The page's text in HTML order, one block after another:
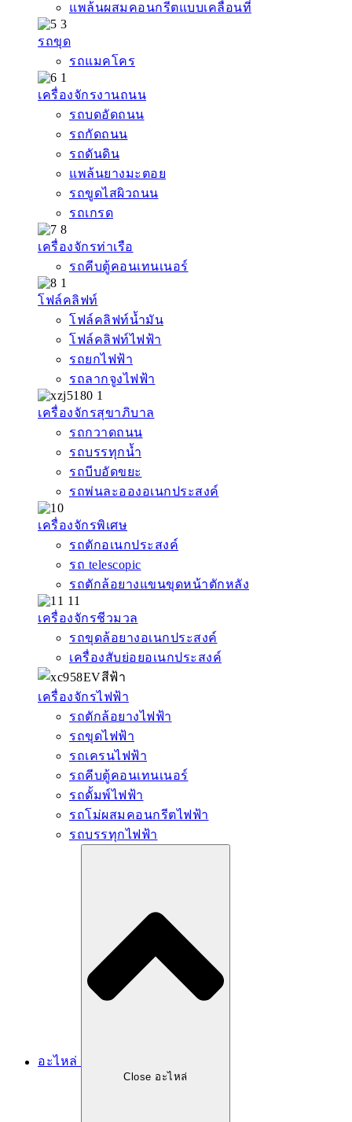
แพล้นผสมคอนกรีตแบบเคลื่อนที่
รถขุด
รถแมคโคร
เครื่องจักรงานถนน
รถบดอัดถนน
รถกัดถนน
รถดันดิน
แพล้นยางมะตอย
รถขูดไสผิวถนน
รถเกรด
เครื่องจักรท่าเรือ
รถคีบตู้คอนเทนเนอร์
โฟล์คลิฟท์
โฟล์คลิฟท์น้ำมัน
โฟล์คลิฟท์ไฟฟ้า
รถยกไฟฟ้า
รถลากจูงไฟฟ้า
เครื่องจักรสุขาภิบาล
รถกวาดถนน
รถบรรทุกน้ำ
รถบีบอัดขยะ
รถพ่นละอองอเนกประสงค์
เครื่องจักรพิเศษ
รถตักอเนกประสงค์
รถ telescopic
รถตักล้อยางแขนขุดหน้าตักหลัง
เครื่องจักรชีวมวล
รถขุดล้อยางอเนกประสงค์
เครื่องสับย่อยอเนกประสงค์
เครื่องจักรไฟฟ้า
รถตักล้อยางไฟฟ้า
รถขุดไฟฟ้า
รถเครนไฟฟ้า
รถคีบตู้คอนเทนเนอร์
รถดั้มพ์ไฟฟ้า
รถโม่ผสมคอนกรีตไฟฟ้า
รถบรรทุกไฟฟ้า
อะไหล่
Close อะไหล่